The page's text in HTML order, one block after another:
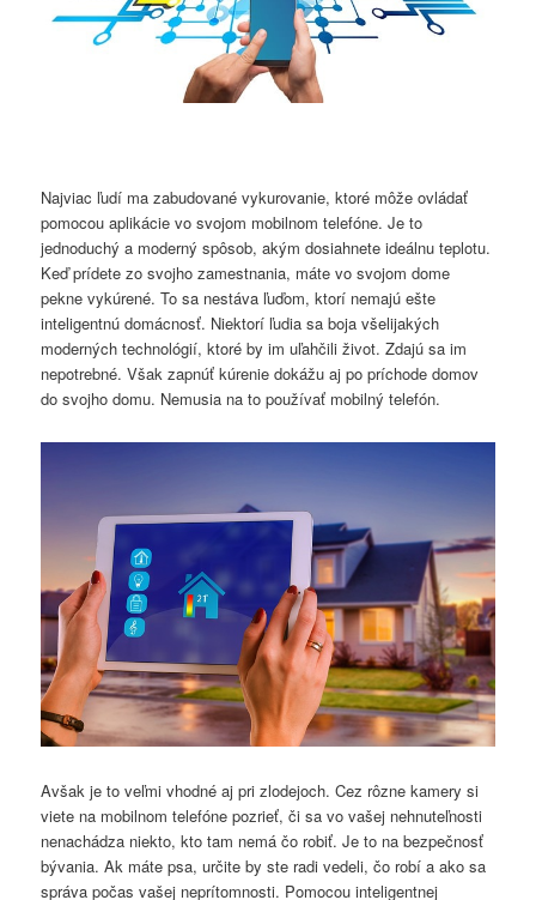
Najviac ľudí ma zabudované vykurovanie, ktoré môže ovládať
pomocou aplikácie vo svojom mobilnom telefóne. Je to
jednoduchý a moderný spôsob, akým dosiahnete ideálnu teplotu.
Keď prídete zo svojho zamestnania, máte vo svojom dome
pekne vykúrené. To sa nestáva ľuďom, ktorí nemajú ešte
inteligentnú domácnosť. Niektorí ľudia sa boja všelijakých
moderných technológií, ktoré by im uľahčili život. Zdajú sa im
nepotrebné. Však zapnúť kúrenie dokážu aj po príchode domov
do svojho domu. Nemusia na to používať mobilný telefón.
Avšak je to veľmi vhodné aj pri zlodejoch. Cez rôzne kamery si
viete na mobilnom telefóne pozrieť, či sa vo vašej nehnuteľnosti
nenachádza niekto, kto tam nemá čo robiť. Je to na bezpečnosť
bývania. Ak máte psa, určite by ste radi vedeli, čo robí a ako sa
správa počas vašej neprítomnosti. Pomocou inteligentnej